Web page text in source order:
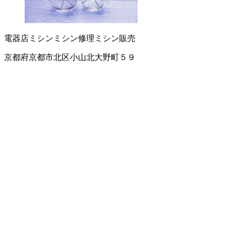
電器店 ミシン ミシン修理 ミシン販売
京都府京都市北区小山北大野町５９